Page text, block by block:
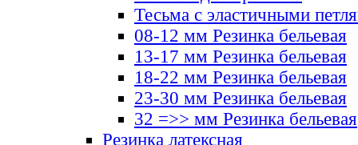
Тесьма с эластичными
08-12 мм Резинка бельевая
13-17 мм Резинка бельевая
18-22 мм Резинка бельевая
23-30 мм Резинка бельевая
32 =>> мм Резинка бельевая
Резинка латексная